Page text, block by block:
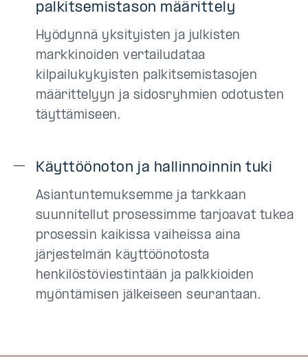
palkitsemistason määrittely
Hyödynnä yksityisten ja julkisten
markkinoiden vertailudataa
kilpailukykyisten palkitsemistasojen
määrittelyyn ja sidosryhmien odotusten
täyttämiseen.
Käyttöönoton ja hallinnoinnin tuki
Asiantuntemuksemme ja tarkkaan
suunnitellut prosessimme tarjoavat tukea
prosessin kaikissa vaiheissa aina
järjestelmän käyttöönotosta
henkilöstöviestintään ja palkkioiden
myöntämisen jälkeiseen seurantaan.